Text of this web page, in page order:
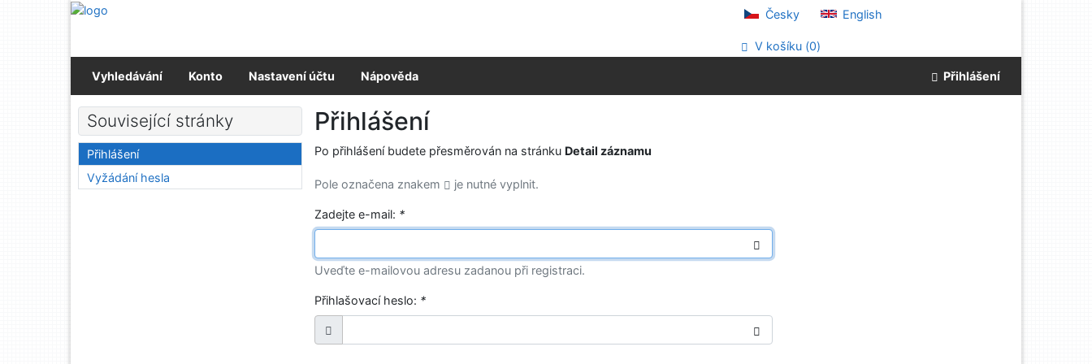
Přejít na obsah
Česky English
V košíku (0)
Vyhledávání Konto Nastavení účtu Nápověda Přihlášení
Přihlášení
Po přihlášení budete přesměrován na stránku Detail záznamu
Pole označena znakem je nutné vyplnit.
Zadejte e-mail: *
Uveďte e-mailovou adresu zadanou při registraci.
Přihlašovací heslo: *
Související stránky
Přihlášení
Vyžádání hesla